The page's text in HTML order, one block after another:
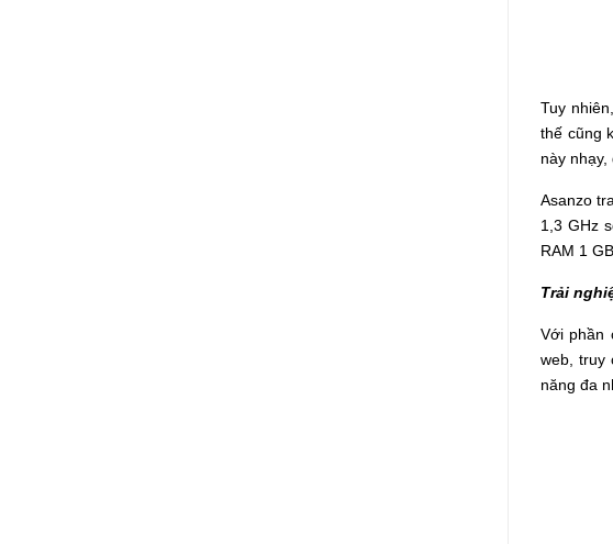
Tuy
thế cũng
này
Asanzo
1,3 GHz
RAM 1
Trải
Với phần
web, truy
năng đa